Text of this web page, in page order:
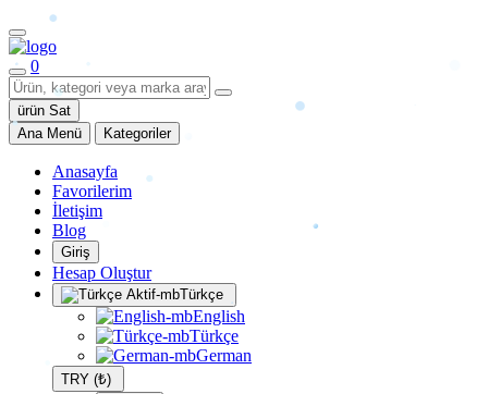
0
ürün Sat
Ana Menü
Kategoriler
Anasayfa
Favorilerim
İletişim
Blog
Giriş
Hesap Oluştur
Türkçe
English
Türkçe
German
TRY (₺)